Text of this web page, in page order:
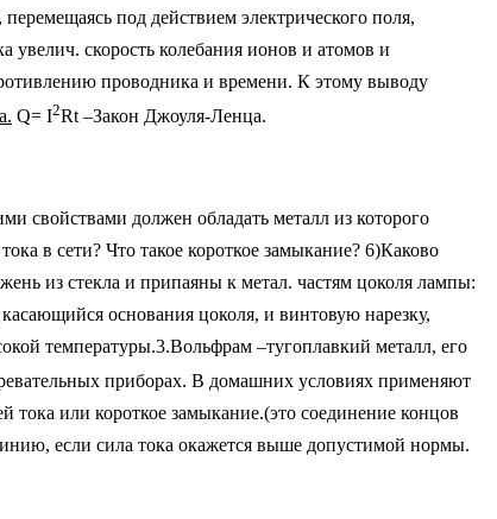
под действием электрического поля,
увелич. скорость колебания ионов и атомов и
проводника и времени. К этому выводу
Q= I2Rt –Закон Джоуля-Ленца.
свойствами должен обладать металл из которого
в сети? Что такое короткое замыкание? 6)Каково
из стекла и припаяны к метал. частям цоколя лампы:
основания цоколя, и винтовую нарезку,
температуры.3.Вольфрам –тугоплавкий металл, его
приборах. В домашних условиях применяют
или короткое замыкание.(это соединение концов
если сила тока окажется выше допустимой нормы.